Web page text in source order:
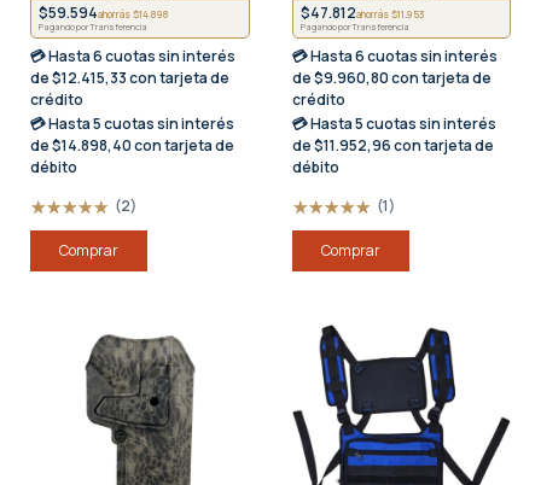
$59.594ahorrás $14.898
Pagando por Transferencia
💳 Hasta6 cuotas sin interés
de $12.415,33 con tarjeta de
crédito
💳 Hasta5 cuotas sin interés
de $14.898,40 con tarjeta de
débito
(2)
Comprar
$47.812ahorrás $11.953
Pagando por Transferencia
💳 Hasta6 cuotas sin interés
de $9.960,80 con tarjeta de
crédito
💳 Hasta5 cuotas sin interés
de $11.952,96 con tarjeta de
débito
(1)
Comprar